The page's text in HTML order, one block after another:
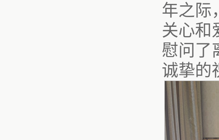
年之际
关心和
慰问了
诚挚的